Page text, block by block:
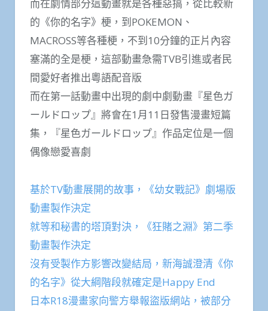
而在劇情部分這動畫就是各種惡搞，從比較新
的《你的名字》梗，到POKEMON、
MACROSS等各種梗，不到10分鐘的正片內容
塞滿的全是梗，這部動畫急需TVB引進或者民
間愛好者推出粵語配音版
而在第一話動畫中出現的劇中劇動畫『星色ガ
ールドロップ』將會在1月11日發售漫畫短篇
集，『星色ガールドロップ』作品定位是一個
偶像戀愛喜劇
基於TV動畫展開的故事，《幼女戰記》劇場版
動畫製作決定
就等和秘書的塔頂對決，《狂賭之淵》第二季
動畫製作決定
沒有受製作方影響改變結局，新海誠澄清《你
的名字》從大綱階段就確定是Happy End
日本R18漫畫家向警方舉報盜版網站，被部分